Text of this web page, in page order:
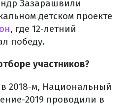
Зазарашвили
детском проекте
, где 12-летний
победу.
участников?
в 2018-м, Национальный
2019 проводили в